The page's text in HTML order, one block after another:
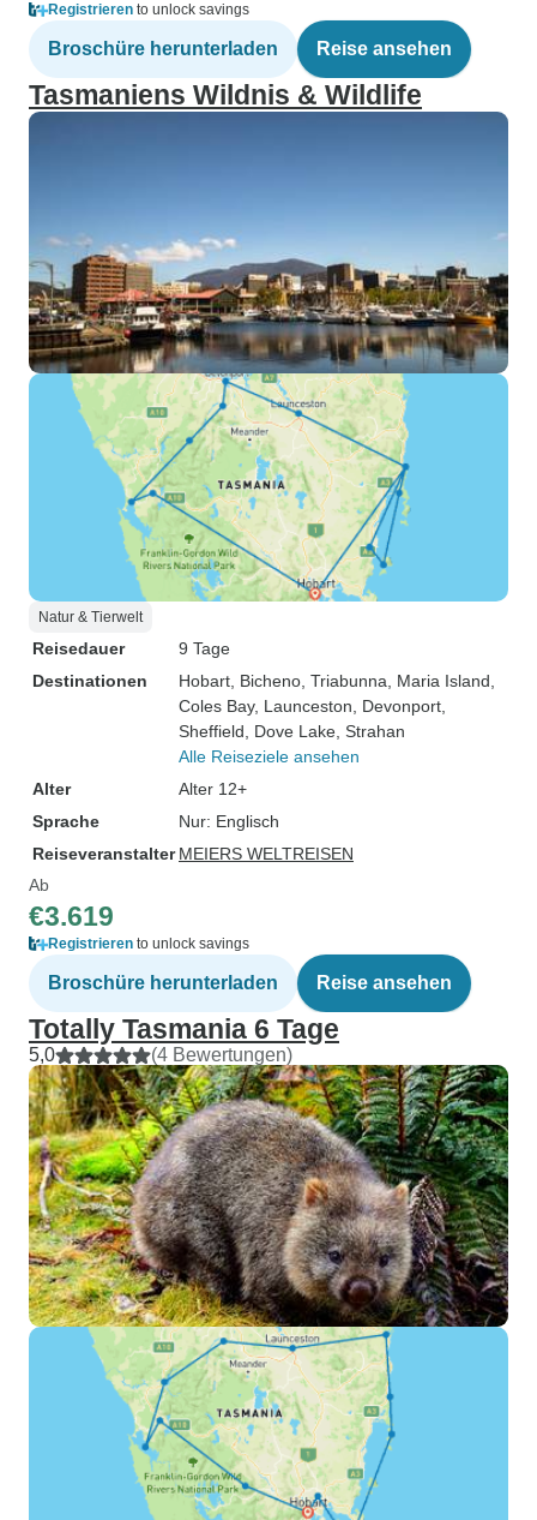
Registrieren to unlock savings
Broschüre herunterladen Reise ansehen
Tasmaniens Wildnis & Wildlife
Natur & Tierwelt
Reisedauer
9 Tage
Destinationen
Hobart , Bicheno , Triabunna , Maria Island
Coles Bay, Launceston , Devonport
Sheffield , Dove Lake , Strahan
Alle Reiseziele ansehen
Alter
Alter 12+
Sprache
Nur: Englisch
Reiseveranstalter MEIERS WELTREISEN
Ab
€3.619
Registrieren to unlock savings
Broschüre herunterladen Reise ansehen
Totally Tasmania 6 Tage
5,0 (4 Bewertungen)